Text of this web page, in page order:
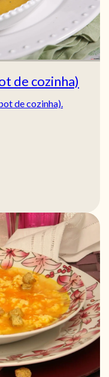
de cozinha)
de cozinha).